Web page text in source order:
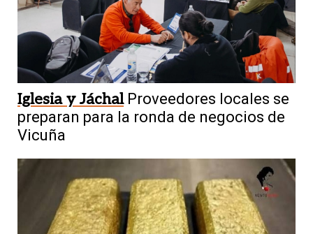
Iglesia y Jáchal Proveedores locales se
preparan para la ronda de negocios de
Vicuña